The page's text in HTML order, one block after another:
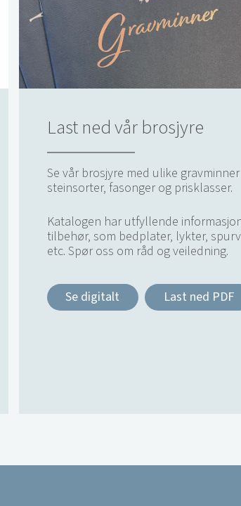
Last ned vår brosjyre
Se vår brosjyre med ulike
steinsorter, fasonger og prisklasser.
Katalogen har utfyllende
tilbehør, som bedplater, lykter,
etc. Spør oss om råd og veiledning.
Se digitalt Last ned PDF